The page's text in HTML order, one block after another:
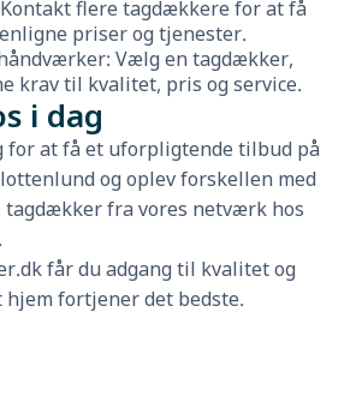
flere tagdækkere for at få
priser og tjenester.
Vælg en tagdækker,
krav til kvalitet, pris og service.
i dag
for at få et uforpligtende tilbud på
og oplev forskellen med
tagdækker fra vores netværk hos
får du adgang til kvalitet og
fortjener det bedste.